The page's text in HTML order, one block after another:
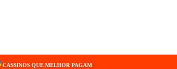
CASSINOS QUE MELHOR PAGAM